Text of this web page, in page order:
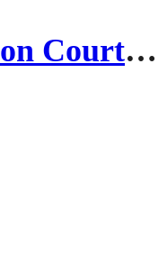
Pepe Jeans Kenton Court Ανδρικά Παπούτσια PMS30839-878 Καφέ